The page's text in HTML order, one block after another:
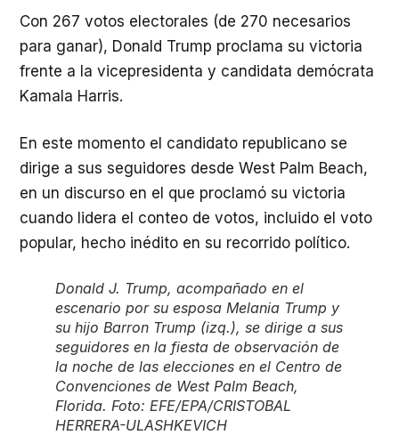
Con 267 votos electorales (de 270 necesarios
para ganar), Donald Trump proclama su victoria
frente a la vicepresidenta y candidata demócrata
Kamala Harris.
En este momento el candidato republicano se
dirige a sus seguidores desde West Palm Beach,
en un discurso en el que proclamó su victoria
cuando lidera el conteo de votos, incluido el voto
popular, hecho inédito en su recorrido político.
Donald J. Trump, acompañado en el
escenario por su esposa Melania Trump y
su hijo Barron Trump (izq.), se dirige a sus
seguidores en la fiesta de observación de
la noche de las elecciones en el Centro de
Convenciones de West Palm Beach,
Florida. Foto: EFE/EPA/CRISTOBAL
HERRERA-ULASHKEVICH